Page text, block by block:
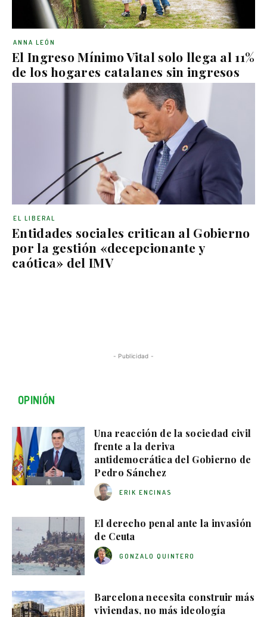
El Ingreso Mínimo Vital solo llega al 11%
de los hogares catalanes sin ingresos
ANNA LEÓN
Entidades sociales critican al Gobierno
por la gestión «decepcionante y
caótica» del IMV
EL LIBERAL
- Publicidad -
OPINIÓN
Una reacción de la sociedad civil
frente a la deriva
antidemocrática del Gobierno de
Pedro Sánchez
ERIK ENCINAS
El derecho penal ante la invasión
de Ceuta
GONZALO QUINTERO
Barcelona necesita construir más
viviendas, no más ideología